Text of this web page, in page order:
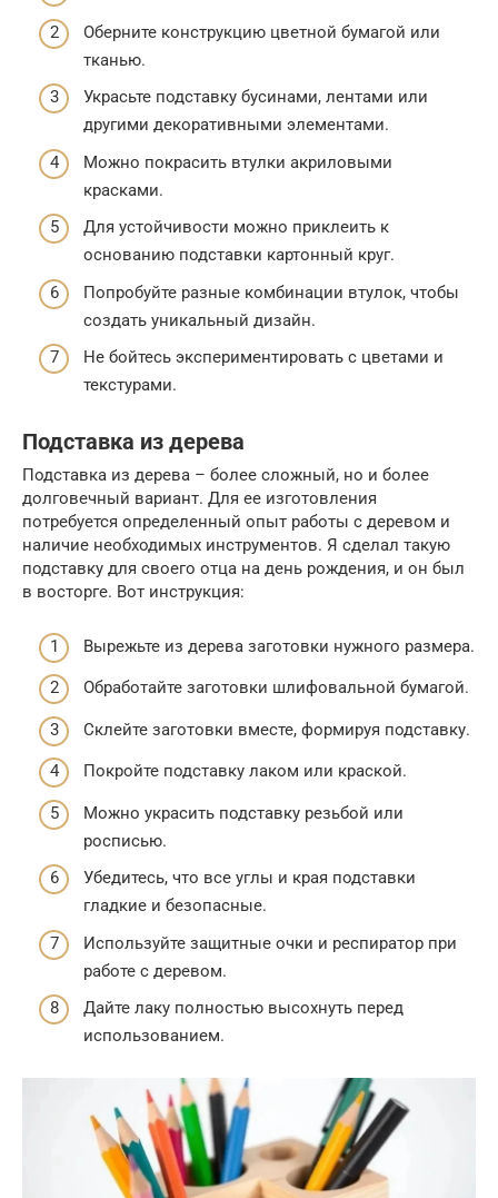
Оберните конструкцию цветной бумагой или
тканью.
Украсьте подставку бусинами, лентами или
другими декоративными элементами.
Можно покрасить втулки акриловыми
красками.
Для устойчивости можно приклеить к
основанию подставки картонный круг.
Попробуйте разные комбинации втулок, чтобы
создать уникальный дизайн.
Не бойтесь экспериментировать с цветами и
текстурами.
Подставка из дерева
Подставка из дерева – более сложный, но и более
долговечный вариант. Для ее изготовления
потребуется определенный опыт работы с деревом и
наличие необходимых инструментов. Я сделал такую
подставку для своего отца на день рождения, и он был
в восторге. Вот инструкция:
Вырежьте из дерева заготовки нужного размера.
Обработайте заготовки шлифовальной бумагой.
Склейте заготовки вместе, формируя подставку.
Покройте подставку лаком или краской.
Можно украсить подставку резьбой или
росписью.
Убедитесь, что все углы и края подставки
гладкие и безопасные.
Используйте защитные очки и респиратор при
работе с деревом.
Дайте лаку полностью высохнуть перед
использованием.